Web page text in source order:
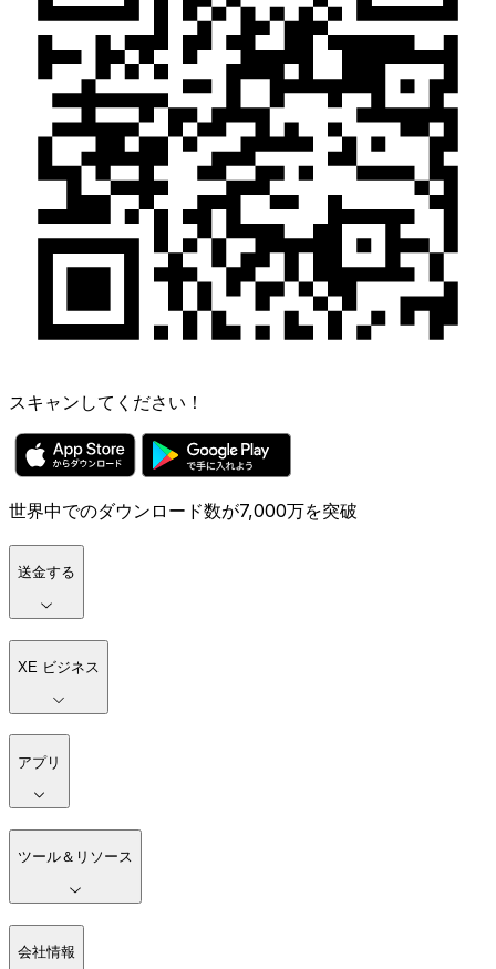
スキャンしてください！
世界中でのダウンロード数が7,000万を突破
送金する
XE ビジネス
アプリ
ツール＆リソース
会社情報